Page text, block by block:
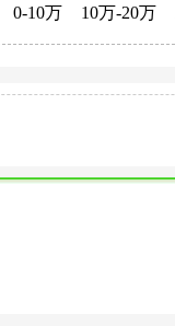
0-10万 10万-20万